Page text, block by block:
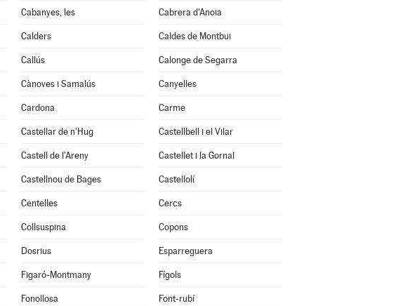
Cabanyes, les Cabrera d'Anoia
Calders Caldes de Montbui
Callús Calonge de Segarra
Cànoves i Samalús Canyelles
Cardona Carme
Castellar de n'Hug Castellbell i el Vilar
Castell de l'Areny Castellet i la Gornal
Castellnou de Bages Castellolí
Centelles Cercs
Collsuspina Copons
Dosrius Esparreguera
Figaró-Montmany Fígols
Fonollosa Font-rubí